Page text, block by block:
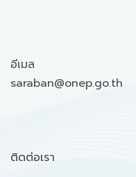
อีเมล
saraban@onep.go.th
ติดต่อเรา